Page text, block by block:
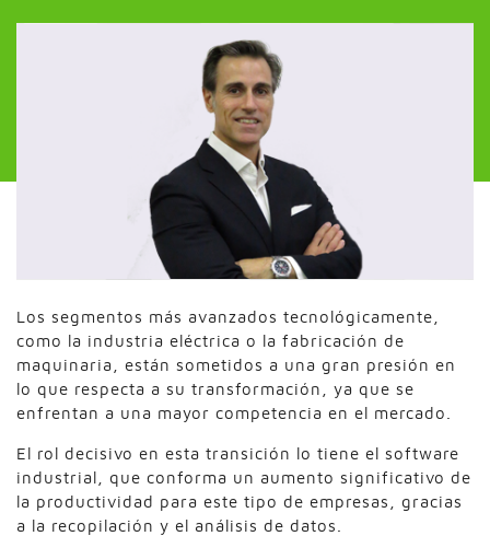
Los segmentos más avanzados tecnológicamente,
como la industria eléctrica o la fabricación de
maquinaria, están sometidos a una gran presión en
lo que respecta a su transformación, ya que se
enfrentan a una mayor competencia en el mercado.
El rol decisivo en esta transición lo tiene el software
industrial, que conforma un aumento significativo de
la productividad para este tipo de empresas, gracias
a la recopilación y el análisis de datos.